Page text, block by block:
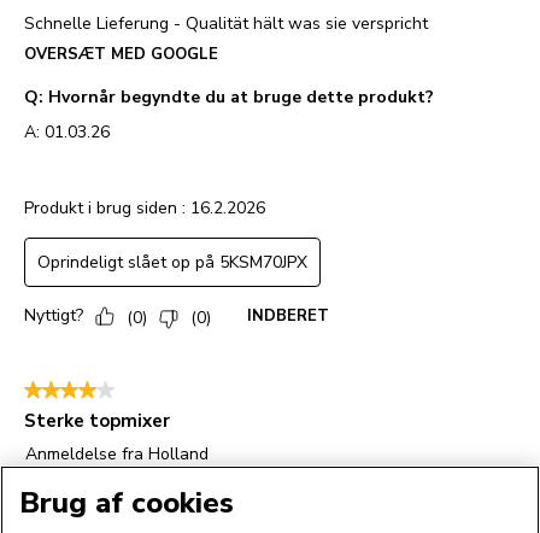
Brug af cookies